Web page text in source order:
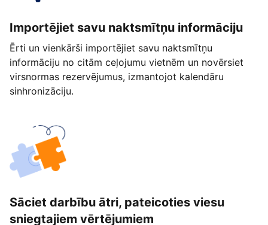
Importējiet savu naktsmītņu informāciju
Ērti un vienkārši importējiet savu naktsmītņu
informāciju no citām ceļojumu vietnēm un novērsiet
virsnormas rezervējumus, izmantojot kalendāru
sinhronizāciju.
Sāciet darbību ātri, pateicoties viesu
sniegtajiem vērtējumiem